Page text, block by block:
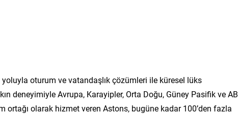
yoluyla oturum ve vatandaşlık çözümleri ile küresel lüks
deneyimiyle Avrupa, Karayipler, Orta Doğu, Güney Pasifik ve
ortağı olarak hizmet veren Astons, bugüne kadar 100’den fazla